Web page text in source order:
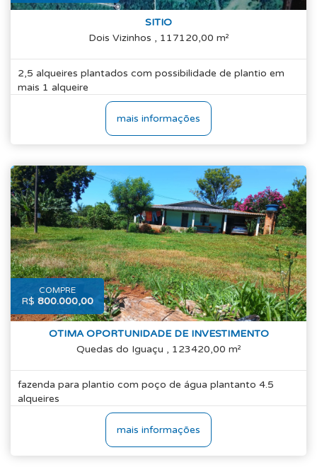
SITIO
Dois Vizinhos , 117120,00 m²
2,5 alqueires plantados com possibilidade de plantio em
mais 1 alqueire
mais informações
COMPRE
R$ 800.000,00
OTIMA OPORTUNIDADE DE INVESTIMENTO
Quedas do Iguaçu , 123420,00 m²
fazenda para plantio com poço de água plantanto 4.5
alqueires
mais informações